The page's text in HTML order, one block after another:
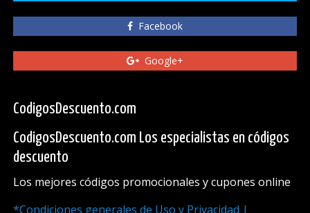
Facebook
Google+
CodigosDescuento.com
CodigosDescuento.com Los especialistas en códigos
descuento
Los mejores códigos promocionales y cupones online
*Condiciones generales de Uso y Privacidad |